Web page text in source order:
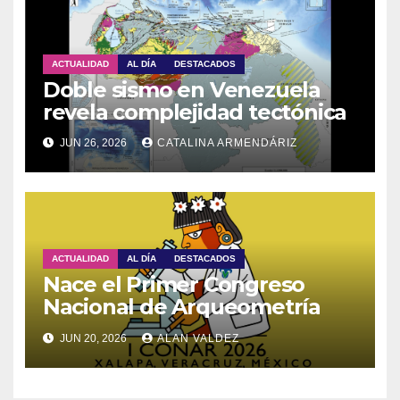
ACTUALIDAD AL DÍA DESTACADOS
Doble sismo en Venezuela
revela complejidad tectónica
JUN 26, 2026 CATALINA ARMENDÁRIZ
ACTUALIDAD AL DÍA DESTACADOS
Nace el Primer Congreso
Nacional de Arqueometría
JUN 20, 2026 ALAN VALDEZ